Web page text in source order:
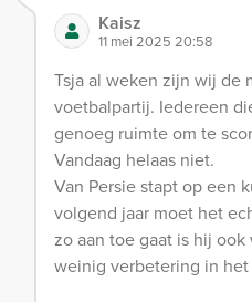
Kaisz
11 mei 2025 20:58
Tsja al weken zijn wij de
voetbalpartij. Iedereen
genoeg ruimte om te
Vandaag helaas niet.
Van Persie stapt op een
volgend jaar moet het
zo aan toe gaat is hij
weinig verbetering in het